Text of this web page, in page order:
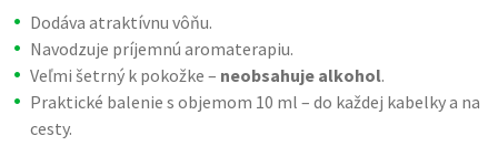
Dodáva atraktívnu vôňu.
Navodzuje príjemnú aromaterapiu.
Veľmi šetrný k pokožke – neobsahuje alkohol.
Praktické balenie s objemom 10 ml – do každej kabelky a na
cesty.